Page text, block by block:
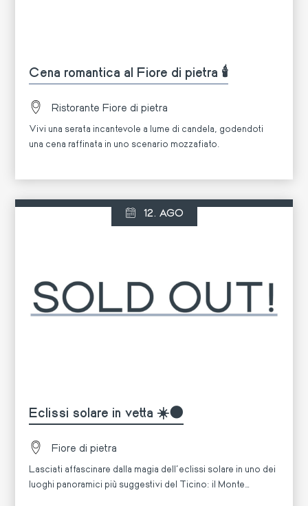
Cena romantica al Fiore di pietra 🕯️
Ristorante Fiore di pietra
Vivi una serata incantevole a lume di candela, godendoti
una cena raffinata in uno scenario mozzafiato.
12. AGO
Eclissi solare in vetta ☀️🌑
Fiore di pietra
Lasciati affascinare dalla magia dell'eclissi solare in uno dei
luoghi panoramici più suggestivi del Ticino: il Monte